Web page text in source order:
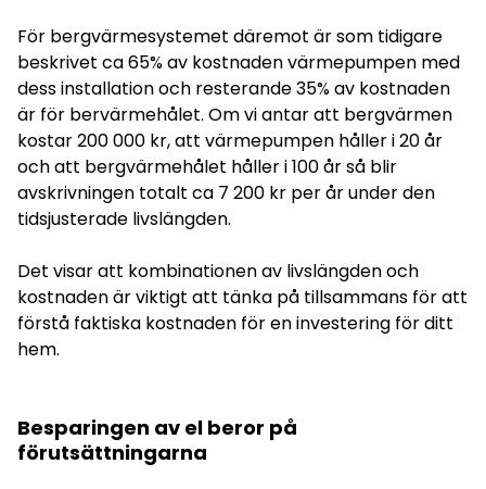
För bergvärmesystemet däremot är som tidigare
beskrivet ca 65% av kostnaden värmepumpen med
dess installation och resterande 35% av kostnaden
är för bervärmehålet. Om vi antar att bergvärmen
kostar 200 000 kr, att värmepumpen håller i 20 år
och att bergvärmehålet håller i 100 år så blir
avskrivningen totalt ca 7 200 kr per år under den
tidsjusterade livslängden.
Det visar att kombinationen av livslängden och
kostnaden är viktigt att tänka på tillsammans för att
förstå faktiska kostnaden för en investering för ditt
hem.
Besparingen av el beror på
förutsättningarna